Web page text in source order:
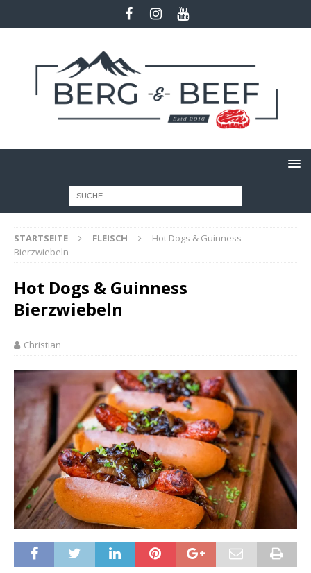
STARTSEITE FLEISCH
Hot Dogs & Guinness
Bierzwiebeln
Hot Dogs & Guinness
Bierzwiebeln
Christian